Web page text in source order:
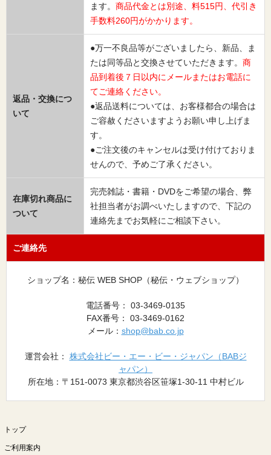
ます。 商品代金とは別途、料515円、代引き
手数料260円がかかります。
返品・交換につ
いて
●万一不良品等がございましたら、新品、ま
たは同等品と交換させていただきます。 商
品到着後７日以内にメールまたはお電話に
てご連絡ください。
●返品送料については、お客様都合の場合は
ご容赦くださいますようお願い申し上げま
す。
●ご注文後のキャンセルは受け付けておりま
せんので、予めご了承ください。
在庫切れ商品に
ついて
完売雑誌・書籍・DVDをご希望の場合、弊
社担当者がお調べいたしますので、下記の
連絡先までお気軽にご相談下さい。
ご連絡先
ショップ名：秘伝 WEB SHOP（秘伝・ウェブショップ）
電話番号： 03-3469-0135
FAX番号： 03-3469-0162
メール： shop@bab.co.jp
運営会社： 株式会社ビー・エー・ビー・ジャパン（BABジ
ャパン）
所在地：〒151-0073 東京都渋谷区笹塚1-30-11 中村ビル
トップ
ご利用案内